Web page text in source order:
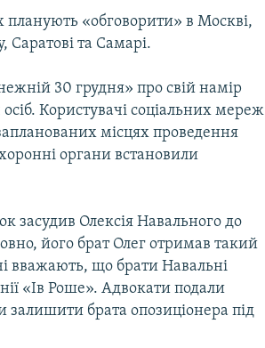
«обговорити» в Москві,
Саратові та Самарі.
30 грудня» про свій намір
Користувачі соціальних мереж
місцях проведення
органи встановили
засудив Олексія Навального до
його брат Олег отримав такий
вважають, що брати Навальні
«Ів Роше». Адвокати подали
залишити брата опозиціонера під